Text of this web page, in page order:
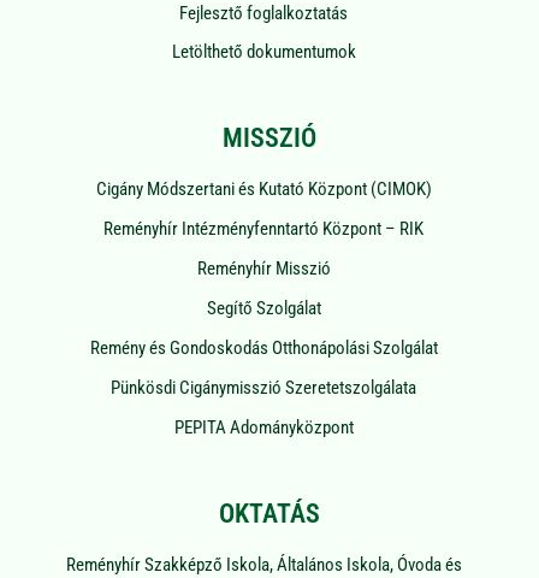
Fejlesztő foglalkoztatás
Letölthető dokumentumok
MISSZIÓ
Cigány Módszertani és Kutató Központ (CIMOK)
Reményhír Intézményfenntartó Központ – RIK
Reményhír Misszió
Segítő Szolgálat
Remény és Gondoskodás Otthonápolási Szolgálat
Pünkösdi Cigánymisszió Szeretetszolgálata
PEPITA Adományközpont
OKTATÁS
Reményhír Szakképző Iskola, Általános Iskola, Óvoda és